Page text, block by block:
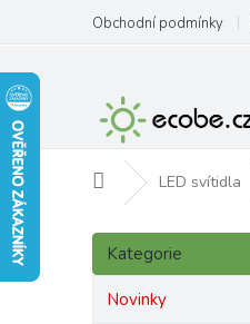
obsah
Obchodní podmínky
Domů LED svítidla
P
s
Přeskočit
kategorie
Kategorie
Novinky